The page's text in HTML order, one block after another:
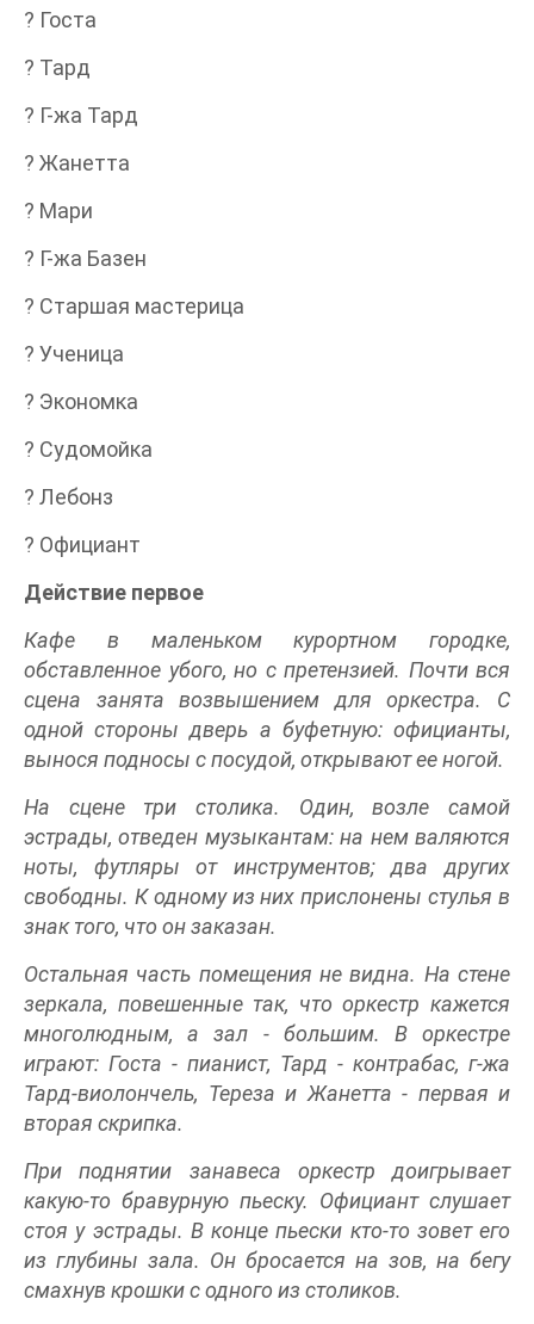
? Госта
? Тард
? Г-жа Тард
? Жанетта
? Мари
? Г-жа Базен
? Старшая мастерица
? Ученица
? Экономка
? Судомойка
? Лебонз
? Официант
Действие первое
Кафе в маленьком курортном городке,
обставленное убого, но с претензией. Почти вся
сцена занята возвышением для оркестра. С
одной стороны дверь а буфетную: официанты,
вынося подносы с посудой, открывают ее ногой.
На сцене три столика. Один, возле самой
эстрады, отведен музыкантам: на нем валяются
ноты, футляры от инструментов; два других
свободны. К одному из них прислонены стулья в
знак того, что он заказан.
Остальная часть помещения не видна. На стене
зеркала, повешенные так, что оркестр кажется
многолюдным, а зал - большим. В оркестре
играют: Госта - пианист, Тард - контрабас, г-жа
Тард-виолончель, Тереза и Жанетта - первая и
вторая скрипка.
При поднятии занавеса оркестр доигрывает
какую-то бравурную пьеску. Официант слушает
стоя у эстрады. В конце пьески кто-то зовет его
из глубины зала. Он бросается на зов, на бегу
смахнув крошки с одного из столиков.